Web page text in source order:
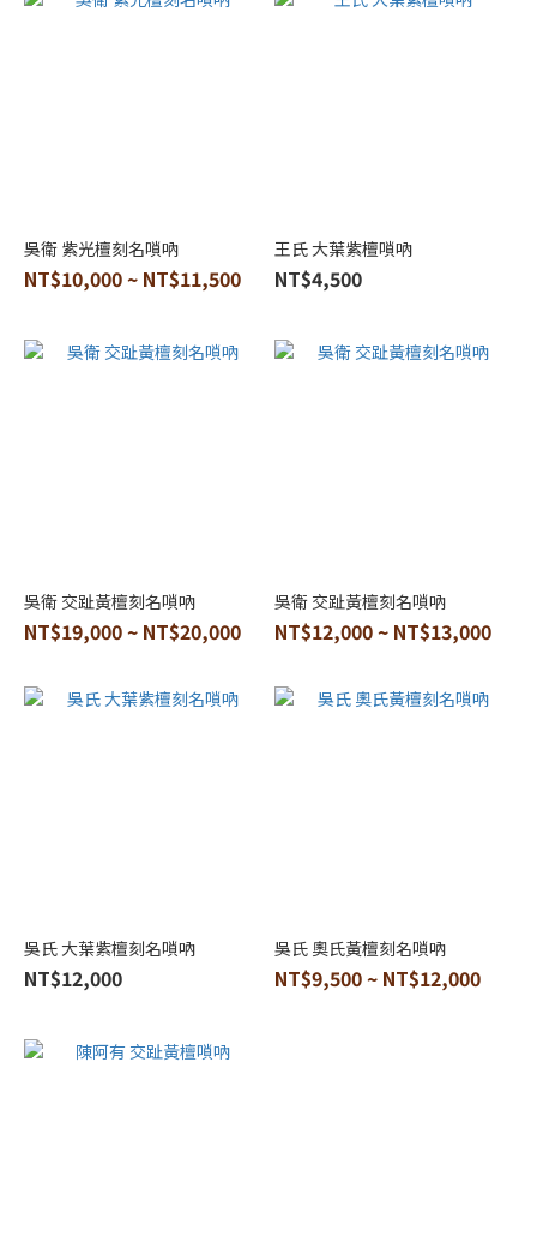
吳衛 紫光檀刻名嗩吶
NT$10,000 ~ NT$11,500
王氏 大葉紫檀嗩吶
NT$4,500
吳衛 交趾黃檀刻名嗩吶
NT$19,000 ~ NT$20,000
吳衛 交趾黃檀刻名嗩吶
NT$12,000 ~ NT$13,000
吳氏 大葉紫檀刻名嗩吶
NT$12,000
吳氏 奧氏黃檀刻名嗩吶
NT$9,500 ~ NT$12,000